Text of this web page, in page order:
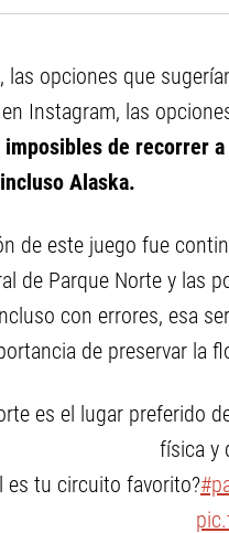
las opciones que
Instagram, las
de recorrer
Alaska.
de este juego fue
de Parque Norte y las
con errores, esa
de preservar la
es el lugar preferido
física y
es tu circuito favorito?